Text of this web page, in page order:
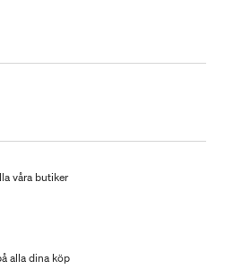
våra butiker
alla dina köp